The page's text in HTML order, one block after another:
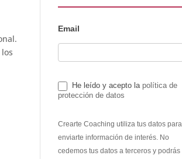
Email
He leído y acepto la política de
protección de datos
Crearte Coaching utiliza tus datos para
enviarte información de interés. No
cedemos tus datos a terceros y podrás